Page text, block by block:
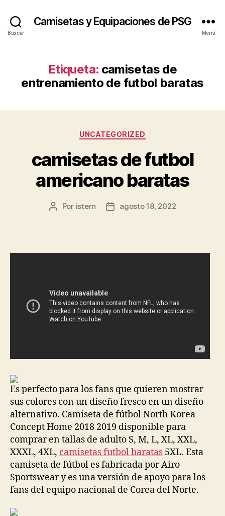
Buscar
Camisetas y Equipaciones de PSG
Menú
Etiqueta: camisetas de
entrenamiento de futbol baratas
Categorías
UNCATEGORIZED
camisetas de futbol
americano baratas
Autor
Por istern
Fechaagosto 18, 2022
Es perfecto para los fans que quieren mostrar
sus colores con un diseño fresco en un diseño
alternativo. Camiseta de fútbol North Korea
Concept Home 2018 2019 disponible para
comprar en tallas de adulto S, M, L, XL, XXL,
XXXL, 4XL, camisetas futbol baratas 5XL. Esta
camiseta de fútbol es fabricada por Airo
Sportswear y es una versión de apoyo para los
fans del equipo nacional de Corea del Norte.